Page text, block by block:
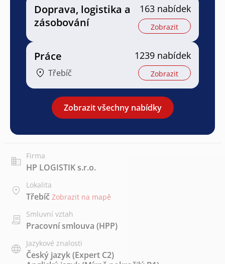
Doprava, logistika a
zásobování
163 nabídek
Zobrazit
Práce
Třebíč
1239 nabídek
Zobrazit
Zobrazit všechny nabídky
Firma
HP LOGISTIK s.r.o.
Lokalita
Třebíč Zobrazit na mapě
Smluvní vztah
Pracovní smlouva (HPP)
Jazykové znalosti
Český jazyk(Expert C2)